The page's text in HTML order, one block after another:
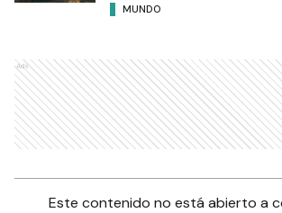
MUNDO
Ads
Este contenido no está abierto a